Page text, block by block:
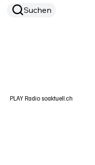
Suchen
PLAY Radio soaktuell.ch